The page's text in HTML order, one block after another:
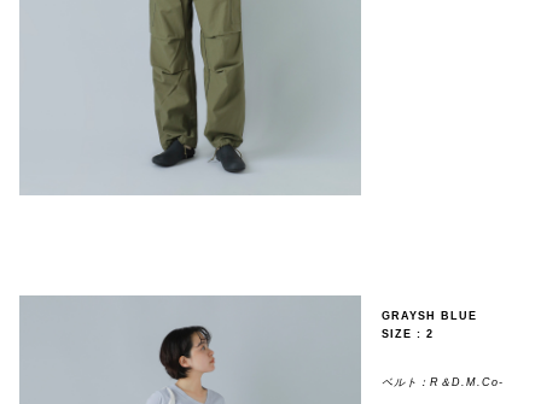
GRAYSH BLUE
SIZE : 2
ベルト：R＆D.M.Co-